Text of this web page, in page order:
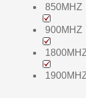
850MHZ
900MHZ